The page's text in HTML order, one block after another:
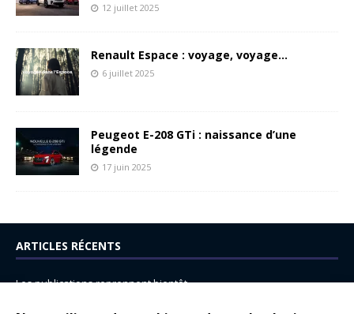
12 juillet 2025
Renault Espace : voyage, voyage…
6 juillet 2025
Peugeot E-208 GTi : naissance d’une
légende
17 juin 2025
ARTICLES RÉCENTS
Les publications reprennent bientôt…